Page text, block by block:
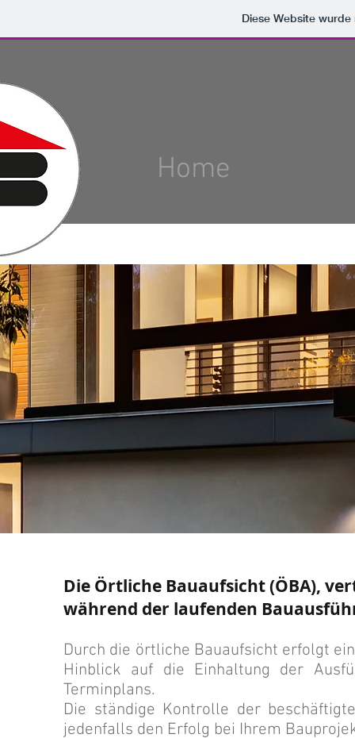
Diese Website
Home
Die Örtliche Bauaufsicht (ÖBA),
während der laufenden
Durch die örtliche Bauaufsicht erfolgt
Hinblick auf die Einhaltung der
Terminplans.
Die ständige Kontrolle der
jedenfalls den Erfolg bei Ihrem